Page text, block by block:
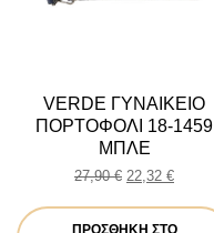
VERDE ΓΥΝΑΙΚΕΙΟ
ΠΟΡΤΟΦΟΛΙ 18-1459
ΜΠΛΕ
27,90€ Original
22,32 €Η